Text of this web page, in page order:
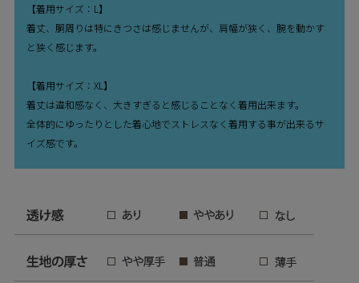
【着用サイズ：L】
着丈、胴周りは特にきつさは感じませんが、肩幅が狭く、腕を動かす
と狭く感じます。
【着用サイズ：XL】
着丈は違和感なく、大きすぎると感じることなく着用出来ます。
全体的にゆったりとした着心地でストレスなく着用する事が出来るサ
イズ感です。